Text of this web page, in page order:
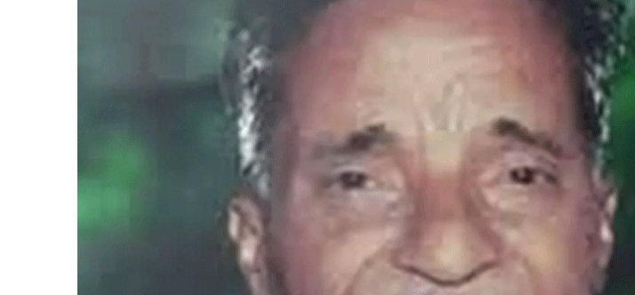
ए
द
र्शी
,
स्व
तं
त्र
ता
से
ना
नी
औ
र
स
मा